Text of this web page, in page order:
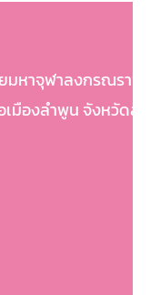
มหาจุฬาลงกรณราชวิ
มืองลำพูน จังหวัดลำ